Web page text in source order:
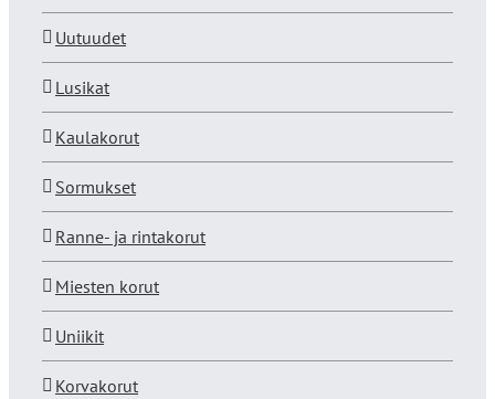
Uutuudet
Lusikat
Kaulakorut
Sormukset
Ranne- ja rintakorut
Miesten korut
Uniikit
Korvakorut